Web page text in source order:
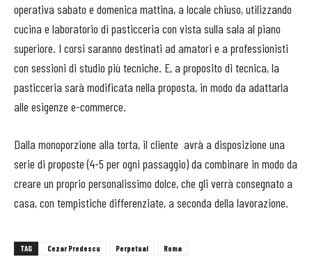
operativa sabato e domenica mattina, a locale chiuso, utilizzando
cucina e laboratorio di pasticceria con vista sulla sala al piano
superiore. I corsi saranno destinati ad amatori e a professionisti
con sessioni di studio più tecniche. E, a proposito di tecnica, la
pasticceria sarà modificata nella proposta, in modo da adattarla
alle esigenze e-commerce.
Dalla monoporzione alla torta, il cliente avrà a disposizione una
serie di proposte (4-5 per ogni passaggio) da combinare in modo da
creare un proprio personalissimo dolce, che gli verrà consegnato a
casa, con tempistiche differenziate, a seconda della lavorazione.
TAG Cezar Predescu Perpetual Roma